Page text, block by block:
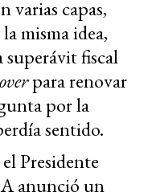
varias capas,
misma idea,
fiscal
para renovar
por la
sentido.
Presidente
anunció un